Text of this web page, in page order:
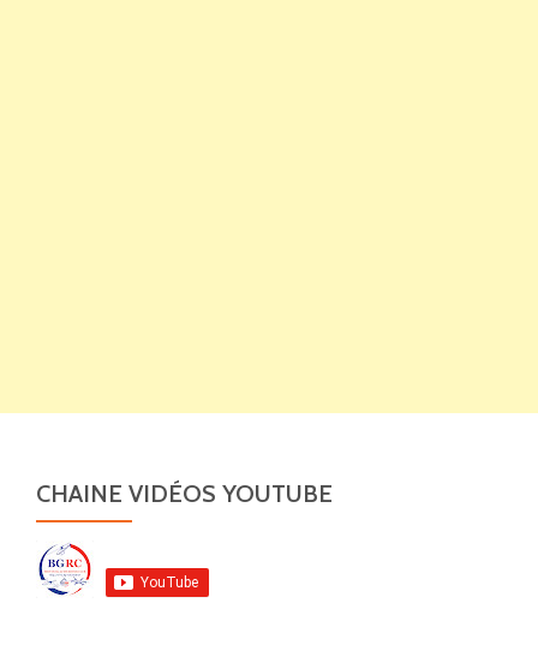
CHAINE VIDÉOS YOUTUBE